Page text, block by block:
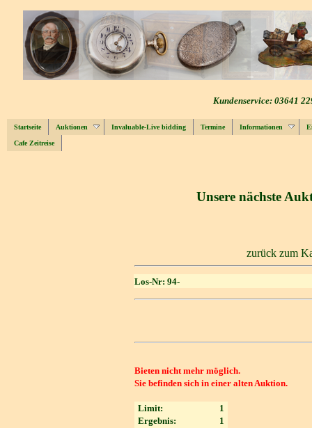
Kundenservice: 03641
Startseite Auktionen Invaluable-Live bidding Termine Informationen
Cafe Zeitreise
Unsere nächste
zurück zum
Los-Nr: 94-
Bieten nicht mehr möglich.
Sie befinden sich in einer alten Auktion.
Limit:
1
Ergebnis:
1